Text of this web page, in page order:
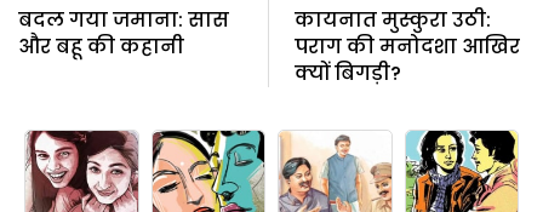
बदल गया जमाना: सास
और बहू की कहानी
कायनात मुस्कुरा उठी:
पराग की मनोदशा आखिर
क्यों बिगड़ी?